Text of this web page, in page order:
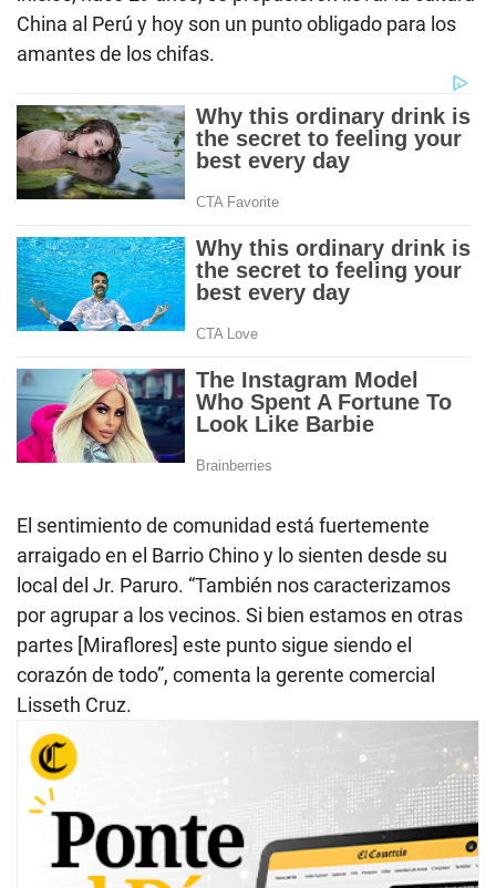
China al Perú y hoy son un punto obligado para los
amantes de los chifas.
El sentimiento de comunidad está fuertemente
arraigado en el Barrio Chino y lo sienten desde su
local del Jr. Paruro. “También nos caracterizamos
por agrupar a los vecinos. Si bien estamos en otras
partes [Miraflores] este punto sigue siendo el
corazón de todo”, comenta la gerente comercial
Lisseth Cruz.